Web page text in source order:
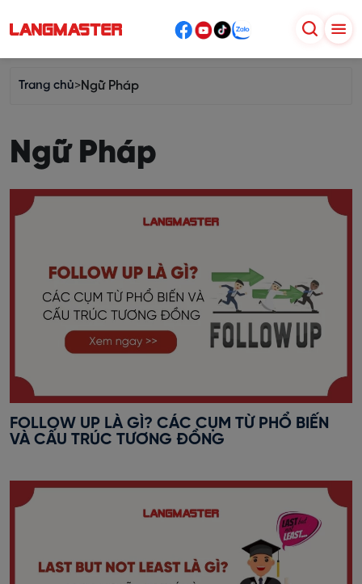
Trang chủ>Ngữ Pháp
Ngữ Pháp
FOLLOW UP LÀ GÌ? CÁC CỤM TỪ PHỔ BIẾN
VÀ CẤU TRÚC TƯƠNG ĐỒNG